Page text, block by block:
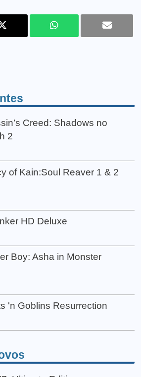
Creed: Shadows no
2
of Kain:Soul Reaver 1 & 2
HD Deluxe
Boy: Asha in Monster
'n Goblins Resurrection